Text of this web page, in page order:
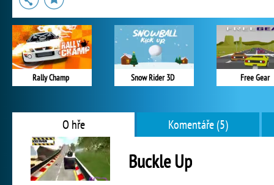
Rally Champ Snow Rider 3D Free Gear
O hře Komentáře (5)
Buckle Up